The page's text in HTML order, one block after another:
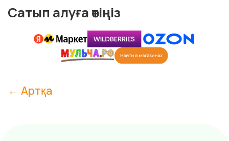
Сатып алуға өтіңіз
← Артқа